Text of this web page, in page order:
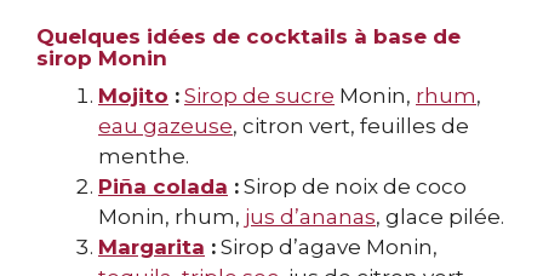
Quelques idées de cocktails à base de
sirop Monin
Mojito : Sirop de sucre Monin, rhum,
eau gazeuse, citron vert, feuilles de
menthe.
Piña colada : Sirop de noix de coco
Monin, rhum, jus d’ananas, glace pilée.
Margarita : Sirop d’agave Monin,